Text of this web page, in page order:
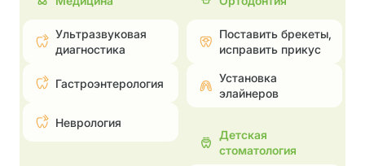
Ультразвуковая
диагностика
Гастроэнтерология
Неврология
Поставить брекеты,
исправить прикус
Установка
элайнеров
Детская
стоматология